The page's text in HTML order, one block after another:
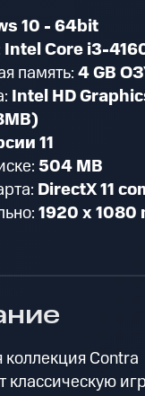
Contra
классическую
10 - 64bit
Intel Core i3-
память:4 GB
Intel HD
11
504 MB
DirectX 11
1920 x 1080